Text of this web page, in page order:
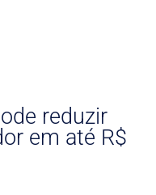
reduzir
em até R$